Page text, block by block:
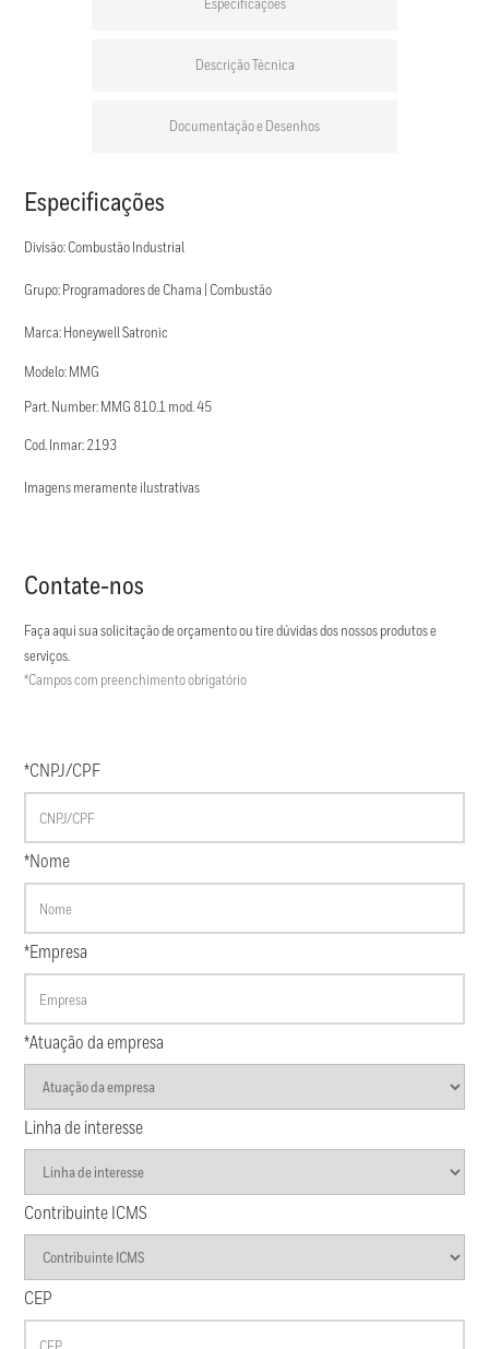
Especificações
Descrição Técnica
Documentação e Desenhos
Especificações
Divisão: Combustão Industrial
Grupo: Programadores de Chama | Combustão
Marca: Honeywell Satronic
Modelo: MMG
Part. Number: MMG 810.1 mod. 45
Cod. Inmar: 2193
Imagens meramente ilustrativas
Contate-nos
Faça aqui sua solicitação de orçamento ou tire dúvidas dos nossos produtos e
serviços.
*Campos com preenchimento obrigatório
*CNPJ/CPF
*Nome
*Empresa
*Atuação da empresa
Linha de interesse
Contribuinte ICMS
CEP